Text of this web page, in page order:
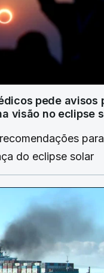
pede avisos
visão no eclipse
do eclipse solar